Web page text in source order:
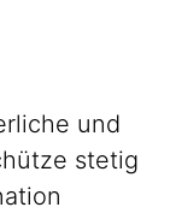
und
stetig